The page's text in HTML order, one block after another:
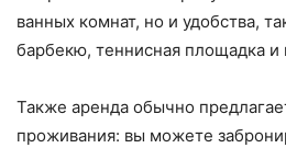
ванных комнат, но и удобства,
барбекю, теннисная площадка и
Также аренда обычно
проживания: вы можете